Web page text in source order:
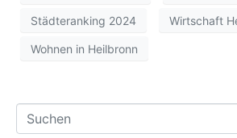
Städteranking 2024 Wirtschaft
Wohnen in Heilbronn